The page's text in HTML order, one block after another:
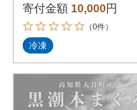
寄付金額 10,000円
（0件）
冷凍